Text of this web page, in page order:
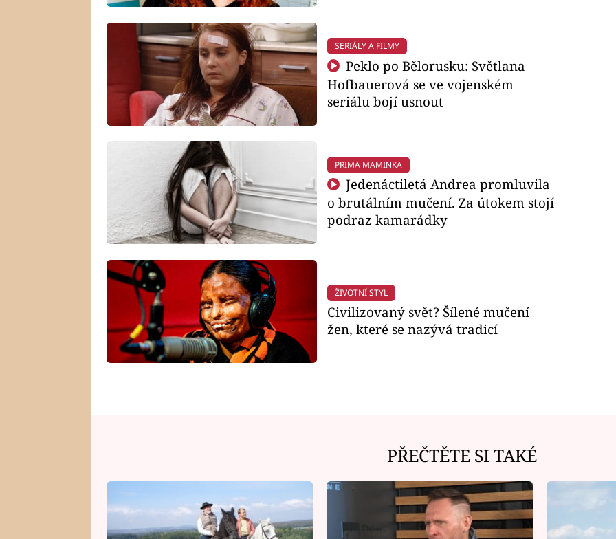
SERIÁLY A FILMY
Peklo po Bělorusku: Světlana
Hofbauerová se ve vojenském
seriálu bojí usnout
PRIMA MAMINKA
Jedenáctiletá Andrea promluvila
o brutálním mučení. Za útokem stojí
podraz kamarádky
ŽIVOTNÍ STYL
Civilizovaný svět? Šílené mučení
žen, které se nazývá tradicí
PŘEČTĚTE SI TAKÉ